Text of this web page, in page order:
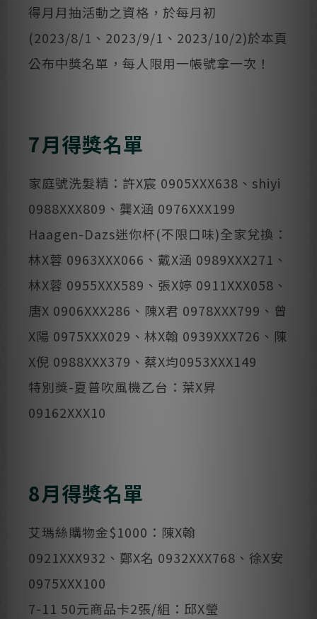
得月月抽活動之資格，於每月初
(2023/8/1、2023/9/1、2023/10/2)於本頁
公布中獎名單，每人限用一帳號拿一次！
7月得獎名單
家庭號洗髮精：許X宸 0905XXX638、shiyi
0988XXX809、龔X涵 0976XXX199
Haagen-Dazs迷你杯(不限口味)全家兌換：
林X蓉 0963XXX066、戴X涵 0989XXX271、
林X蓉 0955XXX589、張X婷 0911XXX058、
唐X 0906XXX286、陳X君 0978XXX799、曾
X陽 0975XXX029、林X翰 0939XXX726、陳
X倪 0988XXX379、蔡X均0953XXX149
特別獎-夏普吹風機乙台：葉X昇
09162XXX10
8月得獎名單
艾瑪絲購物金$1000：陳X翰
0921XXX932、鄭X名 0932XXX768、徐X安
0975XXX100
7-11 50元商品卡2張/組：邱X瑩